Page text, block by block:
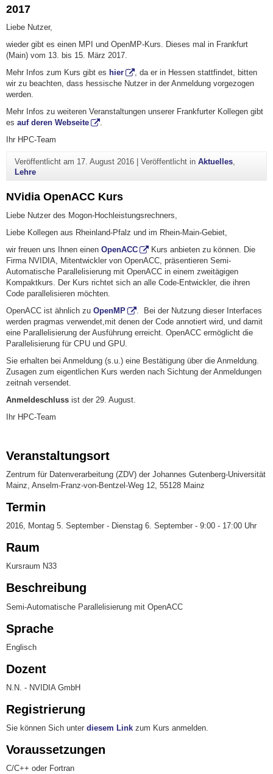
2017
Liebe Nutzer,
wieder gibt es einen MPI und OpenMP-Kurs. Dieses mal in Frankfurt
(Main) vom 13. bis 15. März 2017.
Mehr Infos zum Kurs gibt es hier
, da er in Hessen stattfindet, bitten
wir zu beachten, dass hessische Nutzer in der Anmeldung vorgezogen
werden.
Mehr Infos zu weiteren Veranstaltungen unserer Frankfurter Kollegen gibt
es auf deren Webseite
.
Ihr HPC-Team
Veröffentlicht am 17. August 2016| Veröffentlicht in Aktuelles,
Lehre
NVidia OpenACC Kurs
Liebe Nutzer des Mogon-Hochleistungsrechners,
Liebe Kollegen aus Rheinland-Pfalz und im Rhein-Main-Gebiet,
wir freuen uns Ihnen einen OpenACC
Kurs anbieten zu können. Die
Firma NVIDIA, Mitentwickler von OpenACC, präsentieren Semi-
Automatische Parallelisierung mit OpenACC in einem zweitägigen
Kompaktkurs. Der Kurs richtet sich an alle Code-Entwickler, die ihren
Code parallelisieren möchten.
OpenACC ist ähnlich zu OpenMP
. Bei der Nutzung dieser Interfaces
werden pragmas verwendet,mit denen der Code annotiert wird, und damit
eine Parallelisierung der Ausführung erreicht. OpenACC ermöglicht die
Parallelisierung für CPU und GPU.
Sie erhalten bei Anmeldung (s.u.) eine Bestätigung über die Anmeldung.
Zusagen zum eigentlichen Kurs werden nach Sichtung der Anmeldungen
zeitnah versendet.
Anmeldeschluss ist der 29. August.
Ihr HPC-Team
Veranstaltungsort
Zentrum für Datenverarbeitung (ZDV) der Johannes Gutenberg-Universität
Mainz, Anselm-Franz-von-Bentzel-Weg 12, 55128 Mainz
Termin
2016, Montag 5. September - Dienstag 6. September - 9:00 - 17:00 Uhr
Raum
Kursraum N33
Beschreibung
Semi-Automatische Parallelisierung mit OpenACC
Sprache
Englisch
Dozent
N.N. - NVIDIA GmbH
Registrierung
Sie können Sich unter diesem Link zum Kurs anmelden.
Voraussetzungen
C/C++ oder Fortran